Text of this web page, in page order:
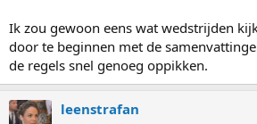
Ik zou gewoon eens wat wedstrijden
door te beginnen met de
de regels snel genoeg oppikken.
leenstrafan